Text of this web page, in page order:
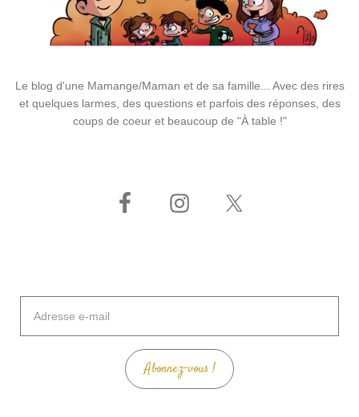
Le blog d'une Mamange/Maman et de sa famille... Avec des rires
et quelques larmes, des questions et parfois des réponses, des
coups de coeur et beaucoup de "À table !"
mail
Abonnez-vous !